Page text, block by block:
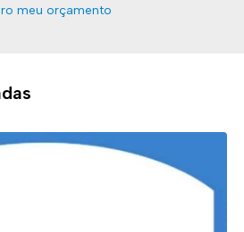
meu orçamento